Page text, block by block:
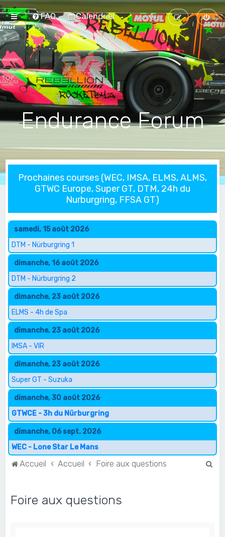
FAQ Calendrier
Endurance Forum
Prochaines courses (WEC, IMSA, ELMS, ALMS,
GTWC Europe, Super GT, DTM, 24h du
Nurburgring, FFSA GT)
samedi, 15 août 2026
DTM - Nürburgring 1
dimanche, 16 août 2026
DTM - Nürburgring 2
dimanche, 23 août 2026
ELMS - 4h de Spa
dimanche, 23 août 2026
IMSA - VIR
dimanche, 23 août 2026
Super GT - Suzuka
dimanche, 30 août 2026
GTWCE - 3h du Nürburgring
dimanche, 06 sept. 2026
WEC - Lone Star Le Mans
Accueil Accueil Foire aux questions
Foire aux questions